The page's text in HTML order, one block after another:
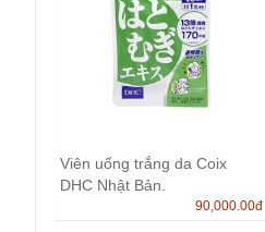
Viên uống trắng da Coix
DHC Nhật Bản.
90,000.00đ